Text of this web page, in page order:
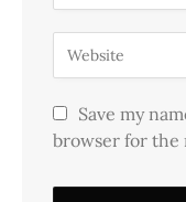
Save my
browser for the